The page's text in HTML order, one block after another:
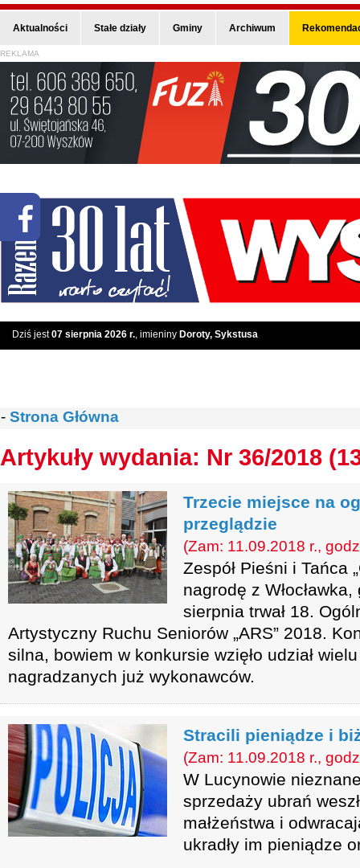
Aktualności Stałe działy Gminy Archiwum
REKLAMA
Dziś jest07 sierpnia 2026 r., imieniny Doroty, Sykstusa
- Strona Główna
Artykuły wydania: Nr 36/2018
Trzecie miejsce na
przeglądzie
(Zam: 11.09.2018 r.,
Zespół Pieśni i Tańca
nagrodę z
sierpnia trwał 18.
Artystyczny Ruchu Seniorów „ARS” 2018.
silna, bowiem w konkursie wzięło udział
nagradzanych już wykonawców.
Stracili pieniądze i
(Zam: 11.09.2018 r.,
W Lucynowie
sprzedaży ubrań
małżeństwa i
ukradły im pieniądze